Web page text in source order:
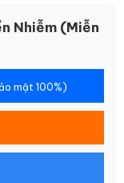
Nhiễm (Miễn
mật 100%)